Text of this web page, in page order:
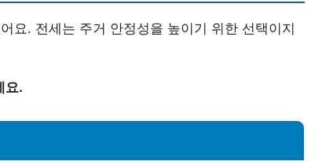
요. 전세는 주거 안정성을 높이기 위한 선택이지
요.